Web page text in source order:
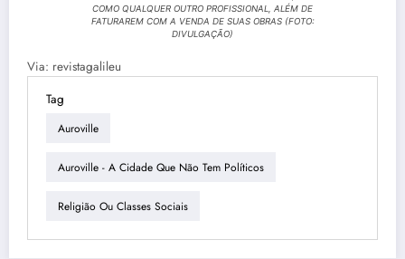
COMO QUALQUER OUTRO PROFISSIONAL, ALÉM DE
FATURAREM COM A VENDA DE SUAS OBRAS (FOTO:
DIVULGAÇÃO)
Via: revistagalileu
Tag
Auroville
Auroville - A Cidade Que Não Tem Políticos
Religião Ou Classes Sociais